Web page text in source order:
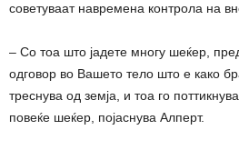
советуваат навремена контрола на
– Со тоа што јадете многу шеќер,
одговор во Вашето тело што е како
треснува од земја, и тоа го
повеќе шеќер, појаснува Алперт.